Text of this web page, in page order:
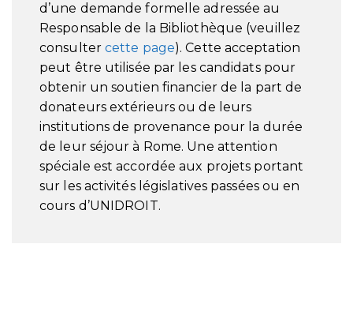
d’une demande formelle adressée au
Responsable de la Bibliothèque (veuillez
consulter cette page). Cette acceptation
peut être utilisée par les candidats pour
obtenir un soutien financier de la part de
donateurs extérieurs ou de leurs
institutions de provenance pour la durée
de leur séjour à Rome. Une attention
spéciale est accordée aux projets portant
sur les activités législatives passées ou en
cours d’UNIDROIT.